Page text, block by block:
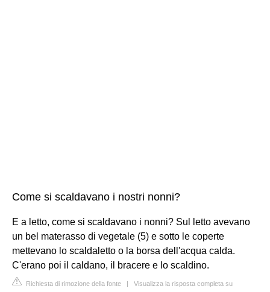
Come si scaldavano i nostri nonni?
E a letto, come si scaldavano i nonni? Sul letto avevano
un bel materasso di vegetale (5) e sotto le coperte
mettevano lo scaldaletto o la borsa dell'acqua calda.
C'erano poi il caldano, il bracere e lo scaldino.
Richiesta di rimozione della fonte | Visualizza la risposta completa su